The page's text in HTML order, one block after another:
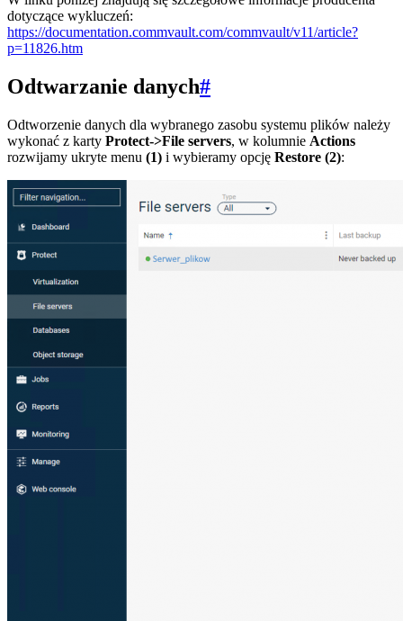
dotyczące wykluczeń:
https://documentation.commvault.com/commvault/v11/article?
p=11826.htm
Odtwarzanie danych#
Odtworzenie danych dla wybranego zasobu systemu plików należy
wykonać z karty Protect->File servers, w kolumnie Actions
rozwijamy ukryte menu (1) i wybieramy opcję Restore (2):